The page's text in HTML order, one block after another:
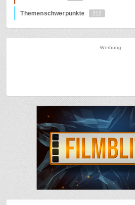
Themenschwerpunkte 212
Werbung